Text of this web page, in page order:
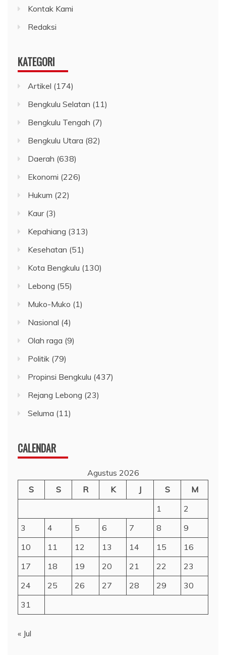
Kontak Kami
Redaksi
KATEGORI
Artikel (174)
Bengkulu Selatan (11)
Bengkulu Tengah (7)
Bengkulu Utara (82)
Daerah (638)
Ekonomi (226)
Hukum (22)
Kaur(3)
Kepahiang (313)
Kesehatan (51)
Kota Bengkulu (130)
Lebong (55)
Muko-Muko (1)
Nasional (4)
Olah raga (9)
Politik (79)
Propinsi Bengkulu (437)
Rejang Lebong (23)
Seluma (11)
CALENDAR
Agustus 2026
S
S R K J S
M
1
2
3
4 5 6 7 8
9
10
11 12 13 14 15
16
17
18 19 20 21 22
23
24
25 26 27 28 29
30
31
« Jul